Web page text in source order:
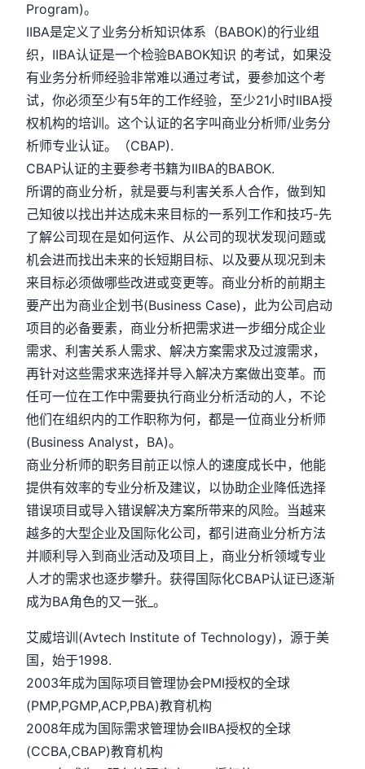
Program)。
IIBA是定义了业务分析知识体系（BABOK)的行业组
织，IIBA认证是一个检验BABOK知识 的考试，如果没
有业务分析师经验非常难以通过考试，要参加这个考
试，你必须至少有5年的工作经验，至少21小时IIBA授
权机构的培训。这个认证的名字叫商业分析师/业务分
析师专业认证。（CBAP).
CBAP认证的主要参考书籍为IIBA的BABOK.
所谓的商业分析，就是要与利害关系人合作，做到知
己知彼以找出并达成未来目标的一系列工作和技巧-先
了解公司现在是如何运作、从公司的现状发现问题或
机会进而找出未来的长短期目标、以及要从现况到未
来目标必须做哪些改进或变更等。商业分析的前期主
要产出为商业企划书(Business Case)，此为公司启动
项目的必备要素，商业分析把需求进一步细分成企业
需求、利害关系人需求、解决方案需求及过渡需求，
再针对这些需求来选择并导入解决方案做出变革。而
任可一位在工作中需要执行商业分析活动的人，不论
他们在组织内的工作职称为何，都是一位商业分析师
(Business Analyst，BA)。
商业分析师的职务目前正以惊人的速度成长中，他能
提供有效率的专业分析及建议，以协助企业降低选择
错误项目或导入错误解决方案所带来的风险。当越来
越多的大型企业及国际化公司，都引进商业分析方法
并顺利导入到商业活动及项目上，商业分析领域专业
人才的需求也逐步攀升。获得国际化CBAP认证已逐渐
成为BA角色的又一张_。
艾威培训(Avtech Institute of Technology)，源于美
国，始于1998.
2003年成为国际项目管理协会PMI授权的全球
(PMP,PGMP,ACP,PBA)教育机构
2008年成为国际需求管理协会IIBA授权的全球
(CCBA,CBAP)教育机构